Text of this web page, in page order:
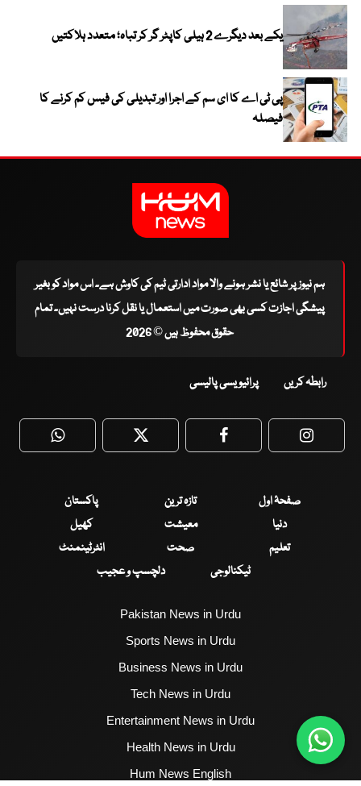
یکے بعد دیگرے 2 ہیلی کاپٹر گر کر تباہ؛ متعدد ہلاکتیں
پی ٹی اے کا ای سم کے اجرا اور تبدیلی کی فیس کم کرنے کا
فیصلہ
ہم نیوز پر شائع یا نشر ہونے والا مواد ادارتی ٹیم کی کاوش ہے۔ اس مواد کو بغیر
پیشگی اجازت کسی بھی صورت میں استعمال یا نقل کرنا درست نہیں۔ تمام
حقوق محفوظ ہیں © 2026
رابطہ کریں پرائیویسی پالیسی
WhatsApp Twitter Facebook
صفحۂ اول تازہ ترین
پاکستان
دنیا
معیشت
کھیل
تعلیم
صحت
انٹرٹینمنٹ
ٹیکنالوجی
دلچسپ و عجیب
Pakistan News in Urdu
Sports News in Urdu
Business News in Urdu
Tech News in Urdu
Entertainment News in Urdu
Health News in Urdu
Hum News English